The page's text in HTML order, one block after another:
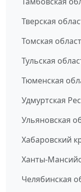
Тверская
Томская
Тульская
Тюменская
Удмуртская
Ульяновская
Хабаровский
Ханты-
Челябинская